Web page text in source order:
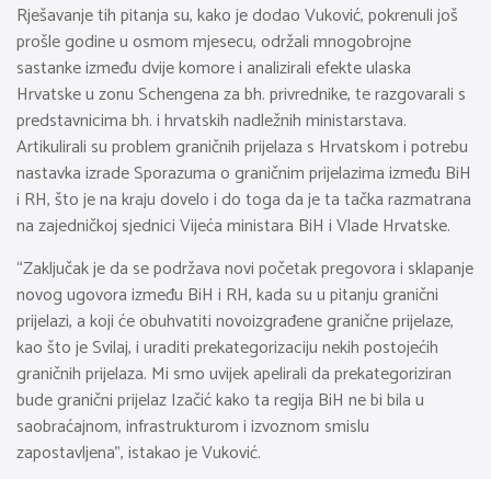
Rješavanje tih pitanja su, kako je dodao Vuković, pokrenuli još
prošle godine u osmom mjesecu, održali mnogobrojne
sastanke između dvije komore i analizirali efekte ulaska
Hrvatske u zonu Schengena za bh. privrednike, te razgovarali s
predstavnicima bh. i hrvatskih nadležnih ministarstava.
Artikulirali su problem graničnih prijelaza s Hrvatskom i potrebu
nastavka izrade Sporazuma o graničnim prijelazima između BiH
i RH, što je na kraju dovelo i do toga da je ta tačka razmatrana
na zajedničkoj sjednici Vijeća ministara BiH i Vlade Hrvatske.
“Zaključak je da se podržava novi početak pregovora i sklapanje
novog ugovora između BiH i RH, kada su u pitanju granični
prijelazi, a koji će obuhvatiti novoizgrađene granične prijelaze,
kao što je Svilaj, i uraditi prekategorizaciju nekih postojećih
graničnih prijelaza. Mi smo uvijek apelirali da prekategoriziran
bude granični prijelaz Izačić kako ta regija BiH ne bi bila u
saobraćajnom, infrastrukturom i izvoznom smislu
zapostavljena”, istakao je Vuković.